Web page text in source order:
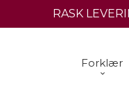
RASK
Forklær